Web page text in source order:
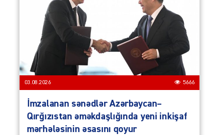
03.08.2026 5666
İmzalanan sənədlər Azərbaycan–
Qırğızıstan əməkdaşlığında yeni inkişaf
mərhələsinin əsasını qoyur